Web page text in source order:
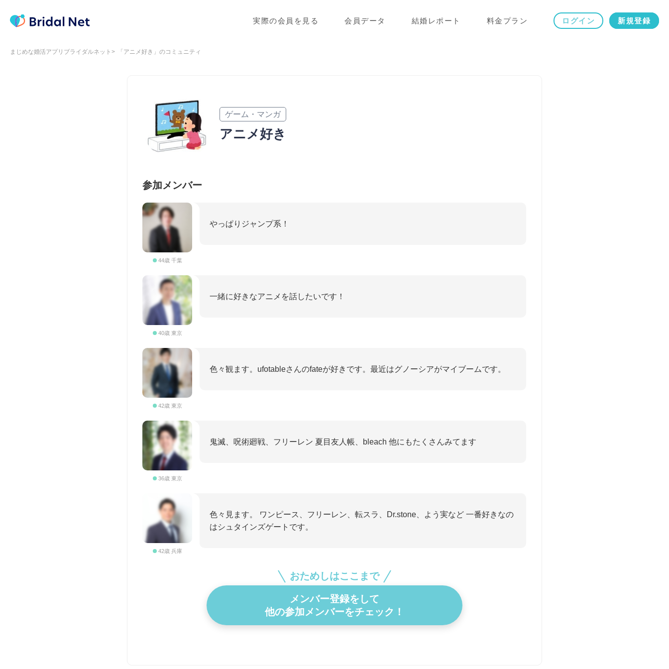
実際の会員を見る 会員データ 結婚レポート 料金プラン ログイン 新規登録
まじめな婚活アプリブライダルネット 「アニメ好き」のコミュニティ
ゲーム・マンガ
アニメ好き
参加メンバー
44歳 千葉
やっぱりジャンプ系！
40歳 東京
一緒に好きなアニメを話したいです！
42歳 東京
色々観ます。ufotableさんのfateが好きです。最近はグノーシアがマイブームです。
36歳 東京
鬼滅、呪術廻戦、フリーレン 夏目友人帳、bleach 他にもたくさんみてます
42歳 兵庫
色々見ます。 ワンピース、フリーレン、転スラ、Dr.stone、よう実など 一番好きなの
はシュタインズゲートです。
おためしはここまで
メンバー登録をして
他の参加メンバーをチェック！